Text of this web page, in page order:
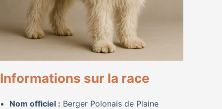
Informations sur la race
Nom officiel : Berger Polonais de Plaine